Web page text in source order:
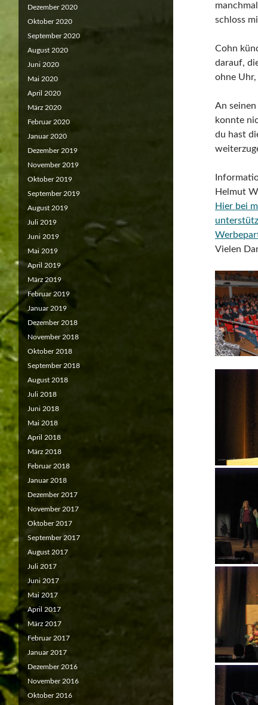
schloss
Cohn
darauf,
ohne Uhr,
An
konnte
du hast
Helmut
Hier bei
Vielen
Dezember 2020
Oktober 2020
September 2020
August 2020
Juni 2020
Mai 2020
April 2020
März 2020
Februar 2020
Januar 2020
Dezember 2019
November 2019
Oktober 2019
September 2019
August 2019
Juli 2019
Juni 2019
Mai 2019
April 2019
März 2019
Februar 2019
Januar 2019
Dezember 2018
November 2018
Oktober 2018
September 2018
August 2018
Juli 2018
Juni 2018
Mai 2018
April 2018
März 2018
Februar 2018
Januar 2018
Dezember 2017
November 2017
Oktober 2017
September 2017
August 2017
Juli 2017
Juni 2017
Mai 2017
April 2017
März 2017
Februar 2017
Januar 2017
Dezember 2016
November 2016
Oktober 2016